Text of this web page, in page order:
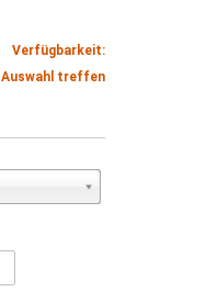
Verfügbarkeit:
Auswahl treffen